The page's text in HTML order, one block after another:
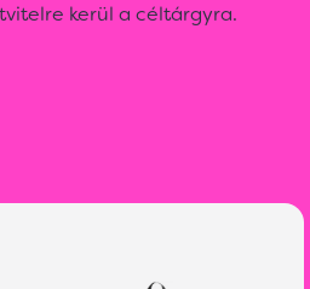
kerül a céltárgyra.